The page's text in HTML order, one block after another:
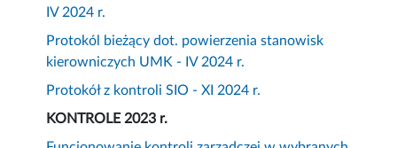
IV 2024 r.
Protokól bieżący dot. powierzenia stanowisk
kierowniczych UMK - IV 2024 r.
Protokół z kontroli SIO - XI 2024 r.
KONTROLE 2023 r.